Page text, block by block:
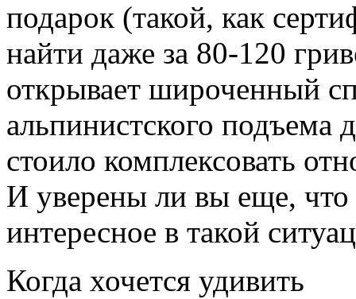
подарок (такой, как
найти даже за 80-120
открывает широченный
альпинистского подъема
стоило комплексовать
И уверены ли вы еще, что
интересное в такой
Когда хочется удивить